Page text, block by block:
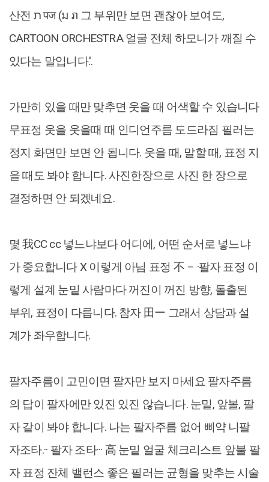
산전 ת पज (ม រា 그 부위만 보면 괜찮아 보여도,
CARTOON ORCHESTRA 얼굴 전체 하모니가 깨질 수
있다는 말입니다.‎'‎‎.
가만히 있을 때만 맞추면 웃을 때 어색할 수 있습니다
무표정 웃을 웃을때 때 인디언주름 도드라짐 필러는
정지 화면만 보면 안 됩니다. 웃을 때, 말할 때, 표정 지
을 때도 봐야 합니다. 사진한장으로 사진 한 장으로
결정하면 안 되겠네요.
몇 我CC cc 넣느냐보다 어디에, 어떤 순서로 넣느냐
가 중요합니다 X 이렇게 아님 표정 不 – ·팔자 표정 이
렇게 설계 눈밑 사람마다 꺼진이 꺼진 방향, 돌출된
부위, 표정이 다릅니다. 참자 田ー 그래서 상담과 설
계가 좌우합니다.
팔자주름이 고민이면 팔자만 보지 마세요 팔자주름
의 답이 팔자에만 있진 있진 않습니다. 눈밑, 앞볼, 팔
자 같이 봐야 합니다. 나는 팔자주름 없어 삐약 니팔
자조타.·· 팔자 조타··· 高 눈밑 얼굴 체크리스트 앞불 팔
자 표정 잔체 밸런스 좋은 필러는 균형을 맞추는 시술